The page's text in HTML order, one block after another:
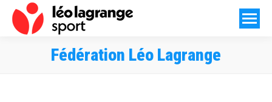
Fédération Léo Lagrange